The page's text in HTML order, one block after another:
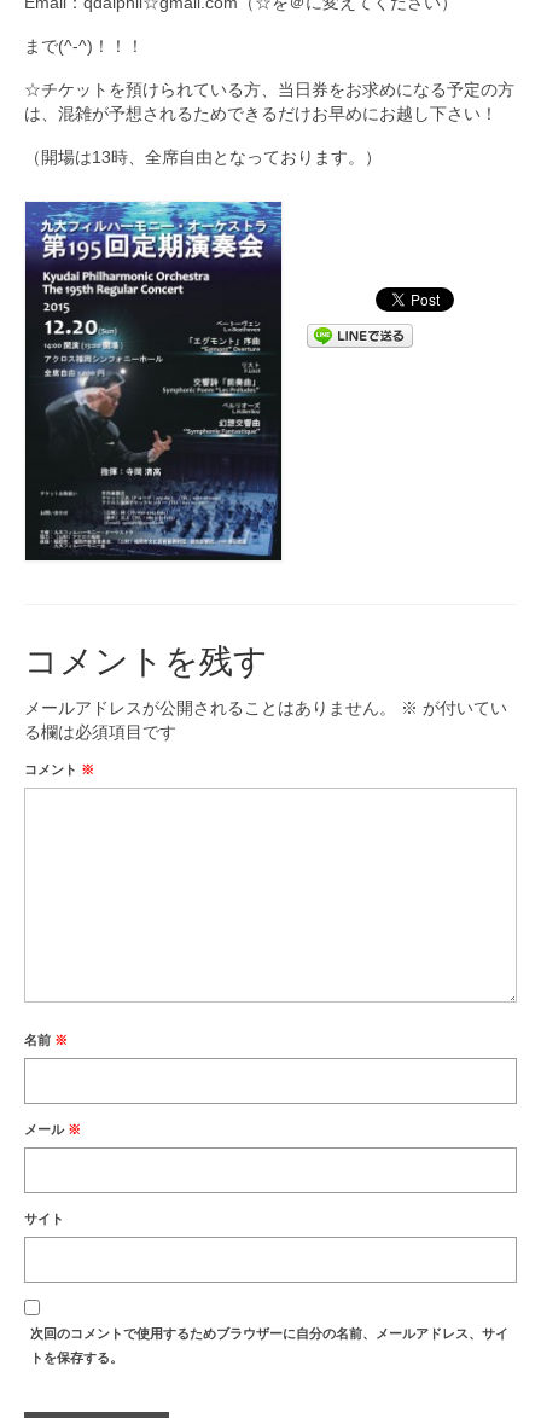
まで(^-^)！！！
☆チケットを預けられている方、当日券をお求めになる予定の方
は、混雑が予想されるためできるだけお早めにお越し下さい！
（開場は13時、全席自由となっております。）
コメントを残す
メールアドレスが公開されることはありません。 ※ が付いてい
る欄は必須項目です
コメント ※
名前 ※
メール ※
サイト
次回のコメントで使用するためブラウザーに自分の名前、メールアドレス、サイ
トを保存する。